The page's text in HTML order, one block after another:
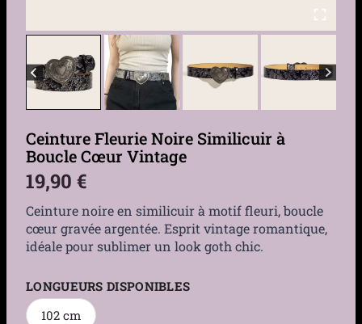
Ceinture Fleurie Noire Similicuir à
Boucle Cœur Vintage
19,90 €
Ceinture noire en similicuir à motif fleuri, boucle
cœur gravée argentée. Esprit vintage romantique,
idéale pour sublimer un look goth chic.
LONGUEURS DISPONIBLES
102 cm